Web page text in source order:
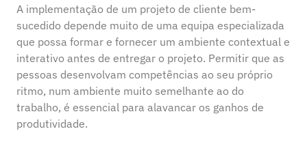
A implementação de um projeto de cliente bem-
sucedido depende muito de uma equipa especializada
que possa formar e fornecer um ambiente contextual e
interativo antes de entregar o projeto. Permitir que as
pessoas desenvolvam competências ao seu próprio
ritmo, num ambiente muito semelhante ao do
trabalho, é essencial para alavancar os ganhos de
produtividade.